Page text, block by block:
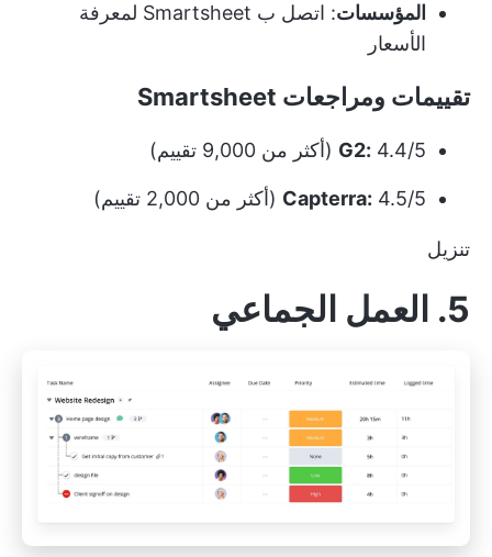
المؤسسات
: اتصل ب Smartsheet لمعرفة
الأسعار
تقييمات ومراجعات Smartsheet
G2: 4.4/5 (أكثر من 9,000 تقييم)
Capterra: 4.5/5 (أكثر من 2,000 تقييم)
تنزيل
5. العمل الجماعي